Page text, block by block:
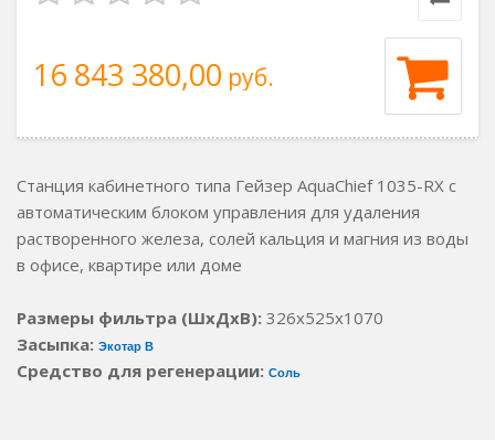
16 843 380,00 руб.
Станция кабинетного типа Гейзер AquaChief 1035-RX с
автоматическим блоком управления для удаления
растворенного железа, солей кальция и магния из воды
в офисе, квартире или доме
Размеры фильтра (ШхДхВ): 326х525х1070
Засыпка: Экотар В
Средство для регенерации: Соль